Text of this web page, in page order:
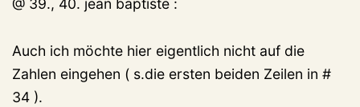
@ 39., 40. jean baptiste :
Auch ich möchte hier eigentlich nicht auf die
Zahlen eingehen ( s.die ersten beiden Zeilen in #
34 ).